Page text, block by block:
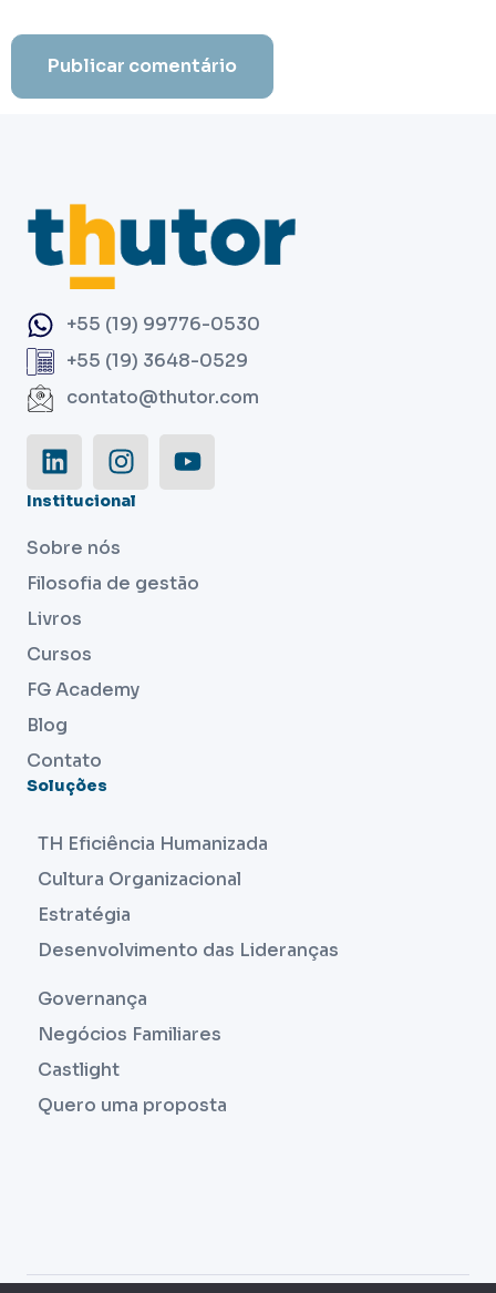
+55 (19) 99776-0530
+55 (19) 3648-0529
contato@thutor.com
Institucional
Sobre nós
Filosofia de gestão
Livros
Cursos
FG Academy
Blog
Contato
Soluções
TH Eficiência Humanizada
Cultura Organizacional
Estratégia
Desenvolvimento das Lideranças
Governança
Negócios Familiares
Castlight
Quero uma proposta